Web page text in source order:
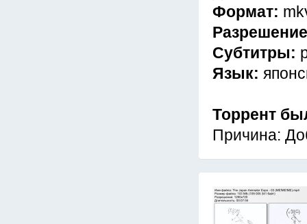
Формат:
Субтитры:
Язык:
Торрент
Причина: